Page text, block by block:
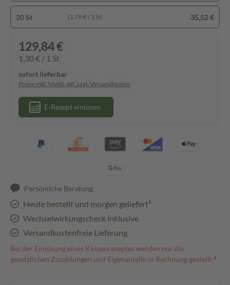
20 St (1,78 € / 1 St) 35,52 €
129,84 €
1,30 € / 1 St
sofort lieferbar
Preise inkl. MwSt. ggf. zzgl. Versandkosten
E-Rezept einlösen
Persönliche Beratung
Heute bestellt und morgen geliefert³
Wechselwirkungscheck inklusive
Versandkostenfreie Lieferung
Bei der Einlösung eines Kassenrezeptes werden nur die
gesetzlichen Zuzahlungen und Eigenanteile in Rechnung gestellt.⁴